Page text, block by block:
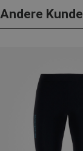
Andere